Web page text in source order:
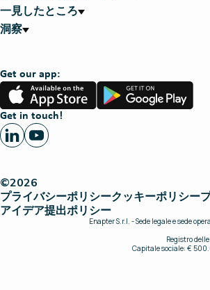
一見したところ
洞察
Get our app:
App
Store
Google
Play
Get in touch!
©2026
プライバシーポリシークッキーポリシー
アイデア提出ポリシー
Enapter S.r.l. - Sede legale e sede
Registro
Capitale sociale: €